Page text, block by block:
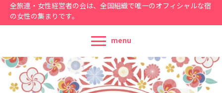
全旅連・女性経営者の会は、全国組織で唯一のオフィシャルな宿
の女性の集まりです。
menu